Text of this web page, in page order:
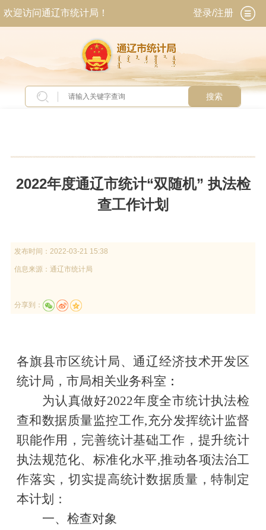
欢迎访问通辽市统计局！ 登录/注册
搜索
当前位置：首页>政务公开>政府信息公开>法
2022年度通辽市统计“双随机” 执法检
查工作计划
发布时间： 2022-03-21 15:38
信息来源： 通辽市统计局
分享到：
各旗县市区统计局、通辽经济技术开发区
统计局，市局相关业务科室 ：
为认真做好2022年度全市统计执法检
查和数据质量监控工作,充分发挥统计监督
职能作用，完善统计基础工作，提升统计
执法规范化、标准化水平,推动各项法治工
作落实，切实提高统计数据质量，特制定
本计划 ：
一、检查对象